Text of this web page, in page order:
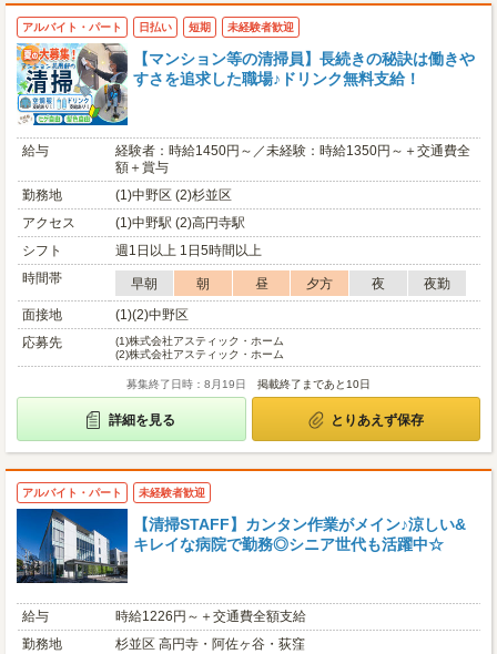
アルバイト・パート 日払い 短期 未経験者歓迎
【マンション等の清掃員】長続きの秘訣は働きや
すさを追求した職場♪ドリンク無料支給！
給与
経験者：時給1450円～／未経験：時給1350円～＋交通費全
額＋賞与
勤務地
(1)中野区 (2)杉並区
アクセス
(1)中野駅 (2)高円寺駅
シフト
週1日以上 1日5時間以上
時間帯
早朝 朝 昼 夕方 夜
夜勤
面接地
(1)(2)中野区
応募先
(1)株式会社アスティック・ホーム
(2)株式会社アスティック・ホーム
募集終了日時：8月19日 掲載終了まであと10日
詳細を見る とりあえず保存
アルバイト・パート 未経験者歓迎
【清掃STAFF】カンタン作業がメイン♪涼しい&
キレイな病院で勤務◎シニア世代も活躍中☆
給与
時給1226円～＋交通費全額支給
勤務地
杉並区 高円寺・阿佐ヶ谷・荻窪